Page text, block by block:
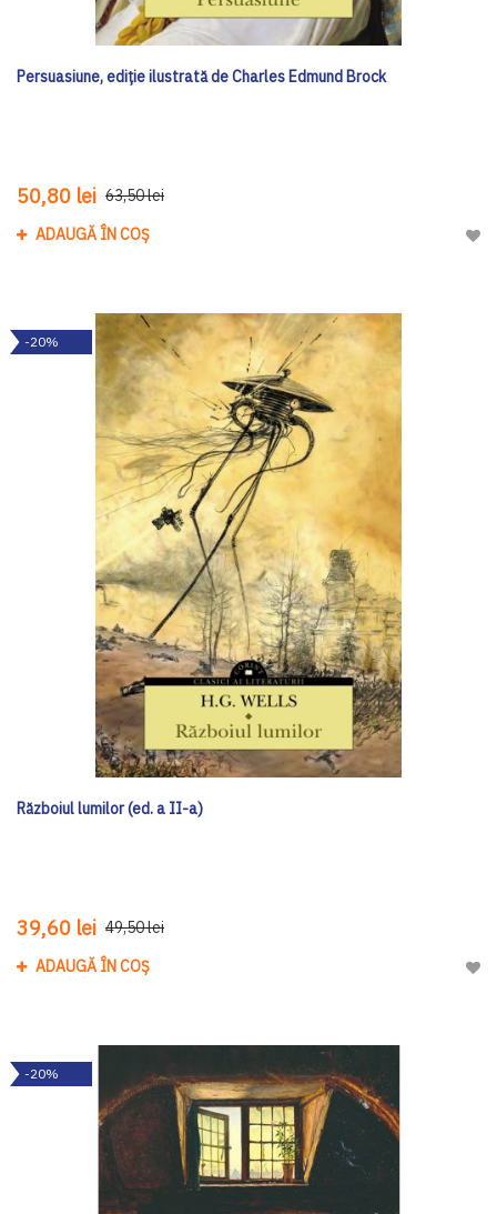
Persuasiune, ediție ilustrată de Charles Edmund Brock
50,80 lei 63,50 lei
ADAUGĂ ÎN COȘ
-20%
Războiul lumilor (ed. a II-a)
39,60 lei 49,50 lei
ADAUGĂ ÎN COȘ
-20%